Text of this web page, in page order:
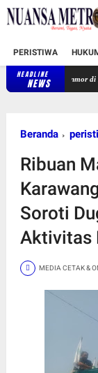
PERISTIWA
HEADLINE
NEWS
Curanmor di Dekat SDN
Beranda
Ribuan
Soroti
Aktivitas
MEDIA CETAK &